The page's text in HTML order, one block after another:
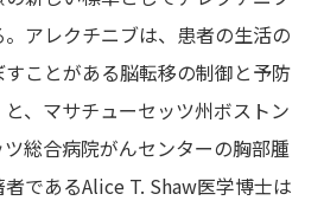
アレクチニブは、患者の生活の
ことがある脳転移の制御と予防
、マサチューセッツ州ボストン
総合病院がんセンターの胸部腫
であるAlice T. Shaw医学博士は